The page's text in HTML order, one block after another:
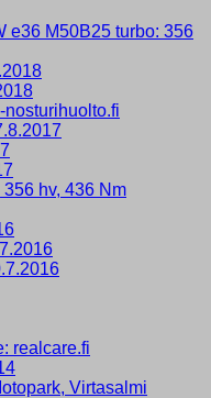
e36 M50B25 turbo: 356
hv, 436 Nm
realcare.fi
Virtasalmi